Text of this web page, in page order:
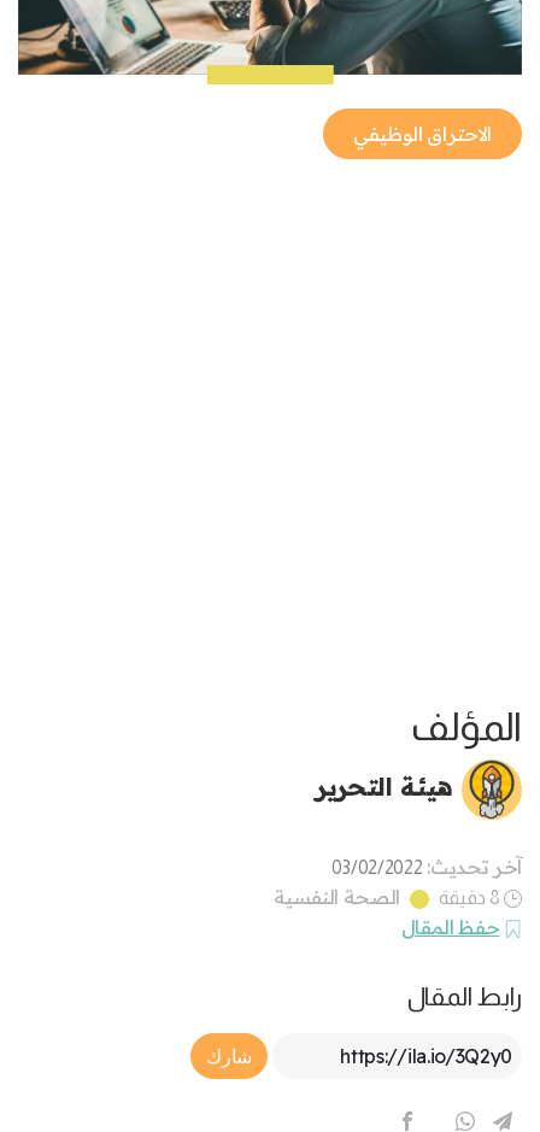
الاحتراق الوظيفي
المؤلف
هيئة التحرير
آخر تحديث: 03/02/2022
8 دقيقة
الصحة النفسية
حفظ المقال
رابط المقال
Article Link
شارك